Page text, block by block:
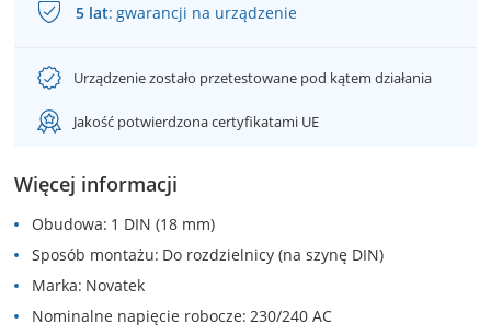
5 lat: gwarancji na urządzenie
Urządzenie zostało przetestowane pod kątem działania
Jakość potwierdzona certyfikatami UE
Więcej informacji
Obudowa 1 DIN (18 mm)
Sposób montażu Do rozdzielnicy (na szynę DIN)
Marka Novatek
Nominalne napięcie robocze 230/240 AC